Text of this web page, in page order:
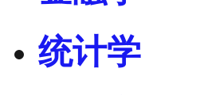
统计学